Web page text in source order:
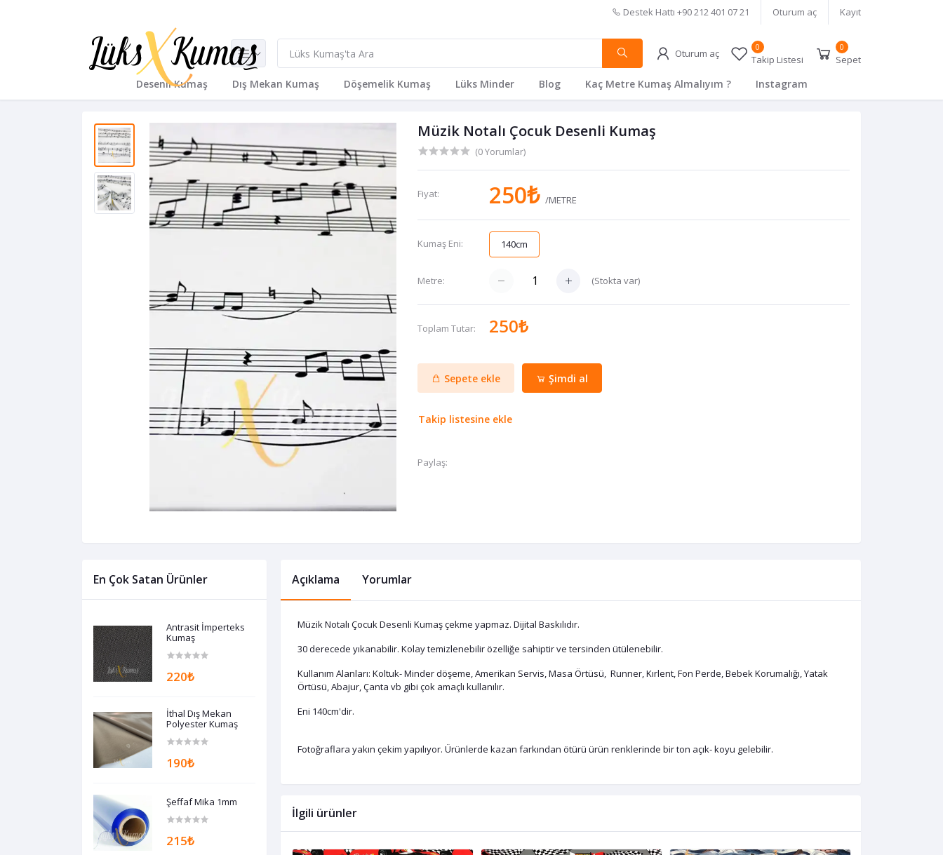
Destek Hattı +90 212 401 07 21 Oturum aç Kayıt
Oturum aç 0
Takip Listesi
0
Sepet
Desenli Kumaş Dış Mekan Kumaş Döşemelik Kumaş Lüks Minder Blog Kaç Metre Kumaş Almalıyım ? Instagram
Müzik Notalı Çocuk Desenli Kumaş
(0 Yorumlar)
Fiyat: 250₺/METRE
Kumaş Eni: 140cm
Metre: (Stokta var)
Toplam Tutar: 250₺
Sepete ekle Şimdi al
Takip listesine ekle
Paylaş:
En Çok Satan Ürünler
Antrasit İmperteks
Kumaş
220₺
İthal Dış Mekan
Polyester Kumaş
190₺
Şeffaf Mika 1mm
215₺
Açıklama Yorumlar
Müzik Notalı Çocuk Desenli Kumaş çekme yapmaz. Dijital Baskılıdır.
30 derecede yıkanabilir. Kolay temizlenebilir özelliğe sahiptir ve tersinden ütülenebilir.
Kullanım Alanları: Koltuk- Minder döşeme, Amerikan Servis, Masa Örtüsü, Runner, Kırlent, Fon Perde, Bebek Korumalığı, Yatak
Örtüsü, Abajur, Çanta vb gibi çok amaçlı kullanılır.
Eni 140cm'dir.
Fotoğraflara yakın çekim yapılıyor. Ürünlerde kazan farkından ötürü ürün renklerinde bir ton açık- koyu gelebilir.
İlgili ürünler